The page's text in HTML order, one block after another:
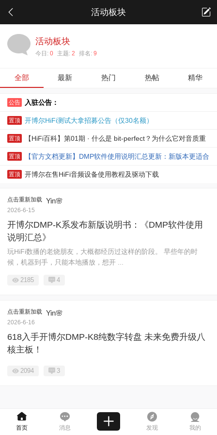
活动板块
活动板块
今日: 0 主题: 2 排名: 9
全部 最新 热门 热帖 精华
公告 入驻公告：
置顶 开博尔HiFi测试大拿招募公告（仅30名额）
置顶 【HiFi百科】第01期 · 什么是 bit-perfect？为什么它对音质重
要？
置顶 【官方文档更新】DMP软件使用说明汇总更新：新版本更适合
快速上手
置顶 开博尔在售HiFi音频设备使用教程及驱动下载
点击重新加载 Yin🌸
2026-6-15
开博尔DMP-K系发布新版说明书：《DMP软件使用
说明汇总》
玩HiFi数播的老烧朋友，大概都经历过这样的阶段。 早些年的时
候，机器到手，只能本地播放，想开 ...
2185 4
点击重新加载 Yin🌸
2026-6-16
618入手开博尔DMP-K8纯数字转盘 未来免费升级八
核主板！
2094 3
首页 消息 发现 我的